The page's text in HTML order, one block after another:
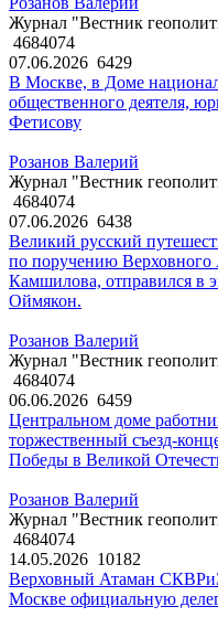
Журнал "Вестник
4684074
07.06.2026 6429
В Москве, в Доме
общественного деятеля,
Фетисову
Розанов Валерий
Журнал "Вестник
4684074
07.06.2026 6438
Великий русский
по поручению
Камшилова, отправился в
Оймякон.
Розанов Валерий
Журнал "Вестник
4684074
06.06.2026 6459
Центральном доме
торжественный съезд-
Победы в Великой
Розанов Валерий
Журнал "Вестник
4684074
14.05.2026 10182
Верховный Атаман
Москве официальную